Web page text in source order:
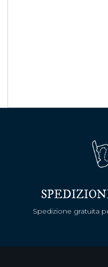
Spedizione gratuita